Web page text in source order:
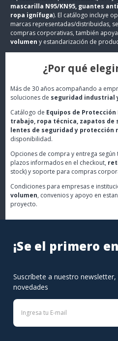
mascarilla N95/KN95, guantes
ropa ignífuga). El catálogo incluye
marcas representadas/distribuidas,
compras corporativas, también
volumen y estandarización de
¿Por qué
Más de 30 años acompañando a
soluciones de seguridad industrial
Catálogo de Equipos de Protección
trabajo, ropa técnica, zapatos de
lentes de seguridad y protección
disponibilidad.
Opciones de compra y entrega
plazos informados en el checkout,
stock) y soporte para compras
Condiciones para empresas e
volumen, convenios y apoyo en
proyecto.
¡Se el primero
Suscríbete a nuestro
novedades